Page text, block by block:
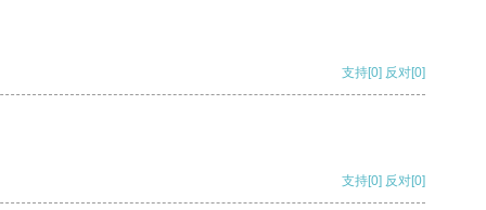
支持[0] 反对[0]
支持[0] 反对[0]